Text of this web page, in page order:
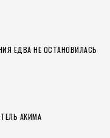
ЕДВА НЕ ОСТАНОВИЛАСЬ
АКИМА